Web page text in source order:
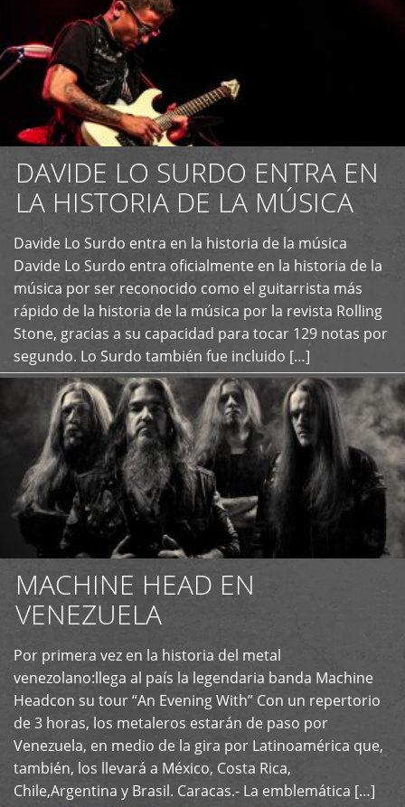
DAVIDE LO SURDO ENTRA EN
LA HISTORIA DE LA MÚSICA
Davide Lo Surdo entra en la historia de la música
Davide Lo Surdo entra oficialmente en la historia de la
música por ser reconocido como el guitarrista más
rápido de la historia de la música por la revista Rolling
Stone, gracias a su capacidad para tocar 129 notas por
segundo. Lo Surdo también fue incluido […]
+
MACHINE HEAD EN
VENEZUELA
Por primera vez en la historia del metal
venezolano:llega al país la legendaria banda Machine
Headcon su tour “An Evening With” Con un repertorio
de 3 horas, los metaleros estarán de paso por
Venezuela, en medio de la gira por Latinoamérica que,
también, los llevará a México, Costa Rica,
Chile,Argentina y Brasil. Caracas.- La emblemática […]
+